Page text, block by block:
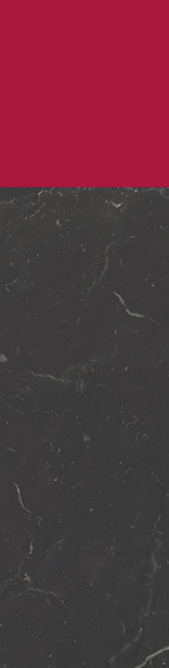
Via XI
12011
tel: 0171